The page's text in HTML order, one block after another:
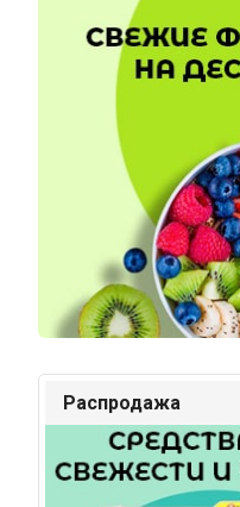
Распродажа
Код: 918